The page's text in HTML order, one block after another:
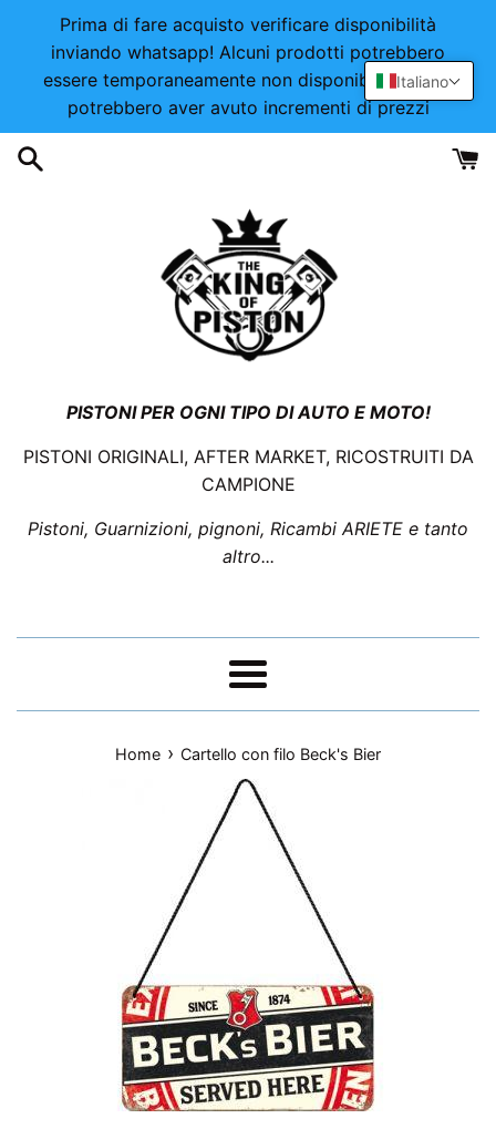
direttamente
Prima di fare acquisto verificare disponibilità
inviando whatsapp! Alcuni prodotti potrebbero
essere temporaneamente non disponibili o alcuni
potrebbero aver avuto incrementi di prezzi
PISTONI PER OGNI TIPO DI AUTO E MOTO!
PISTONI ORIGINALI, AFTER MARKET, RICOSTRUITI DA
CAMPIONE
Pistoni, Guarnizioni, pignoni, Ricambi ARIETE e tanto
altro...
Menu
Home › Cartello con filo Beck's Bier
Italiano